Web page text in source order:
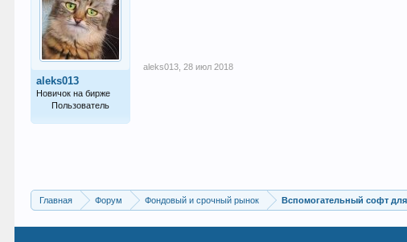
aleks013
Новичок на бирже
Пользователь
aleks013 28 июл 2018
Главная Форум Фондовый и срочный рынок Вспомогательный софт